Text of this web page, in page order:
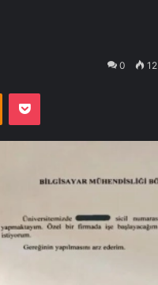
0 12
Odnoklassniki
Pocket